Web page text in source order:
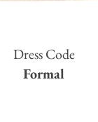
Dress Code
Formal